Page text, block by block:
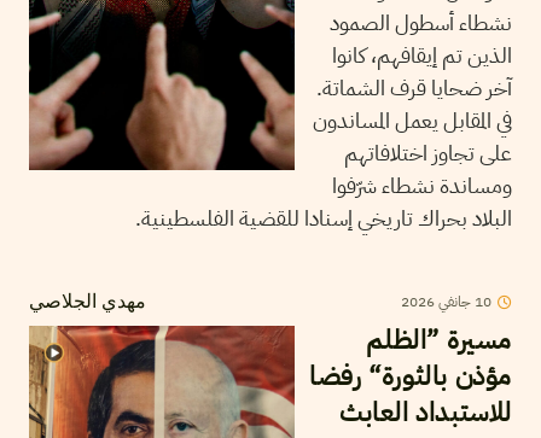
نشطاء أسطول الصمود
الذين تم إيقافهم، كانوا
آخر ضحايا قرف الشماتة.
في المقابل يعمل المساندون
على تجاوز اختلافاتهم
ومساندة نشطاء شرّفوا
البلاد بحراك تاريخي إسنادا للقضية الفلسطينية.
مهدي الجلاصي 10 جانفي2026
مسيرة ”الظلم
مؤذن بالثورة“ رفضا
للاستبداد العابث